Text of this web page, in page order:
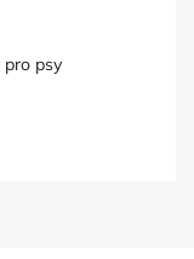
pro psy